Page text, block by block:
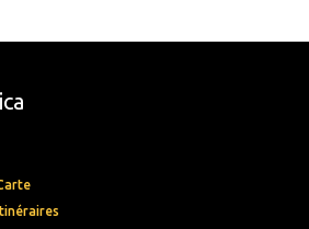
Itinéraires